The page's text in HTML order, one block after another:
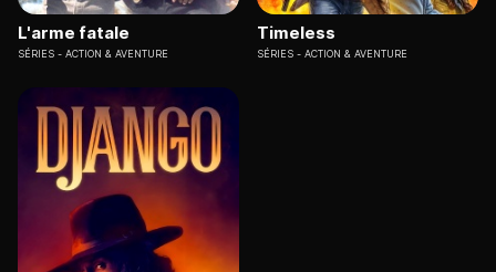
L'arme fatale
SÉRIES ACTION & AVENTURE
Timeless
SÉRIES ACTION & AVENTURE